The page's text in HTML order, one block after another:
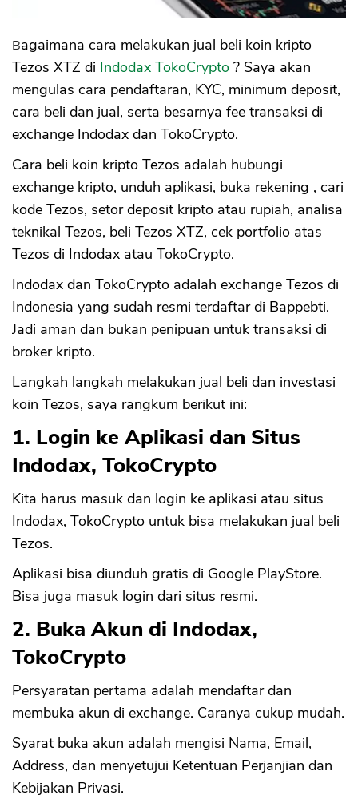
Bagaimana cara melakukan jual beli koin kripto
Tezos XTZ di Indodax TokoCrypto ? Saya akan
mengulas cara pendaftaran, KYC, minimum deposit,
cara beli dan jual, serta besarnya fee transaksi di
exchange Indodax dan TokoCrypto.
Cara beli koin kripto Tezos adalah hubungi
exchange kripto, unduh aplikasi, buka rekening , cari
kode Tezos, setor deposit kripto atau rupiah, analisa
teknikal Tezos, beli Tezos XTZ, cek portfolio atas
Tezos di Indodax atau TokoCrypto.
Indodax dan TokoCrypto adalah exchange Tezos di
Indonesia yang sudah resmi terdaftar di Bappebti.
Jadi aman dan bukan penipuan untuk transaksi di
broker kripto.
Langkah langkah melakukan jual beli dan investasi
koin Tezos, saya rangkum berikut ini:
1. Login ke Aplikasi dan Situs
Indodax, TokoCrypto
Kita harus masuk dan login ke aplikasi atau situs
Indodax, TokoCrypto untuk bisa melakukan jual beli
Tezos.
Aplikasi bisa diunduh gratis di Google PlayStore.
Bisa juga masuk login dari situs resmi.
2. Buka Akun di Indodax,
TokoCrypto
Persyaratan pertama adalah mendaftar dan
membuka akun di exchange. Caranya cukup mudah.
Syarat buka akun adalah mengisi Nama, Email,
Address, dan menyetujui Ketentuan Perjanjian dan
Kebijakan Privasi.